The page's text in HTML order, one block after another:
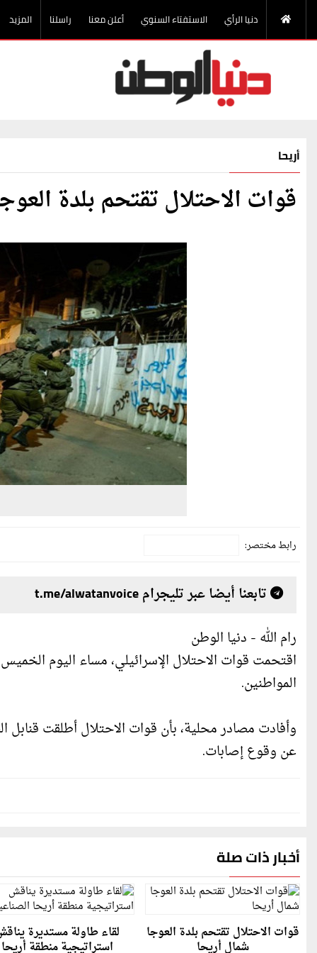
دنيا الرأي الاستفتاء السنوي أعلن معنا راسلنا المزيد
أريحا
قوات الاحتلال تقتحم بلدة
رابط مختصر:
تابعنا أيضا عبر تليجرام t.me/alwatanvoice
رام الله - دنيا الوطن
اقتحمت قوات الاحتلال الإسرائيلي، مساء اليوم
المواطنين.
وأفادت مصادر محلية، بأن قوات الاحتلال أطلقت قنابل
عن وقوع إصابات.
أخبار ذات صلة
قوات الاحتلال تقتحم بلدة العوجا
شمال أريحا
لقاء طاولة مستديرة
استراتيجية منطقة أريحا